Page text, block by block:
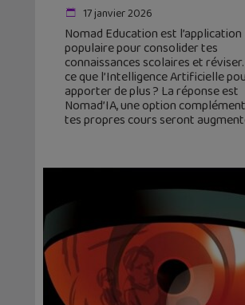
17 janvier 2026
Nomad Education est l’application
populaire pour consolider tes
connaissances scolaires et
ce que l’Intelligence Artificielle
apporter de plus ? La réponse est
Nomad’IA, une option
tes propres cours seront